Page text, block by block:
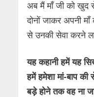
अब मैं माँ जी को खुद
दोनों जाकर अपनी
से उनकी सेवा करने
यह कहानी हमें यह
हमें हमेशा मां-बाप
बड़े होने तक वह ना